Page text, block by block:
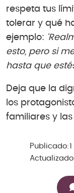
respeta tus
tolerar y qué
ejemplo:
esto, pero si
hasta que
Deja que la
los
familiares y
Publicado: